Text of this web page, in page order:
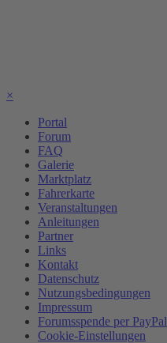
×
Portal
Forum
FAQ
Galerie
Marktplatz
Fahrerkarte
Veranstaltungen
Anleitungen
Partner
Links
Kontakt
Datenschutz
Nutzungsbedingungen
Impressum
Forumsspende per PayPal
Cookie-Einstellungen